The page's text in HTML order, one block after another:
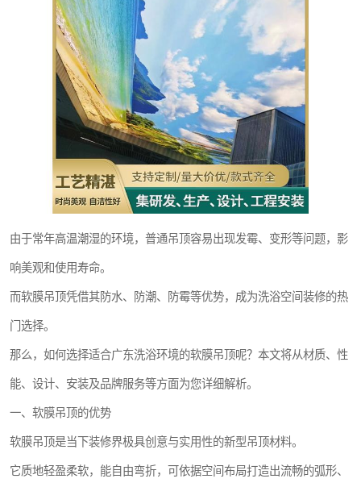
由于常年高温潮湿的环境，普通吊顶容易出现发霉、变形等问题，影
响美观和使用寿命。
而软膜吊顶凭借其防水、防潮、防霉等优势，成为洗浴空间装修的热
门选择。
那么，如何选择适合广东洗浴环境的软膜吊顶呢？本文将从材质、性
能、设计、安装及品牌服务等方面为您详细解析。
一、软膜吊顶的优势
软膜吊顶是当下装修界极具创意与实用性的新型吊顶材料。
它质地轻盈柔软，能自由弯折，可依据空间布局打造出流畅的弧形、